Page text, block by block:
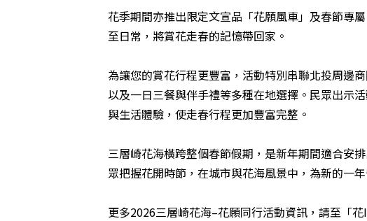
花季期間亦推出限定文宣品「花願風車」及春節專
至日常，將賞花走春的記憶帶回家。
為讓您的賞花行程更豐富，活動特別串聯北投周邊
以及一日三餐與伴手禮等多種在地選擇。民眾出示
與生活體驗，使走春行程更加豐富完整。
三層崎花海橫跨整個春節假期，是新年期間適合安
眾把握花開時節，在城市與花海風景中，為新的一
更多2026三層崎花海–花願同行活動資訊，請至「花